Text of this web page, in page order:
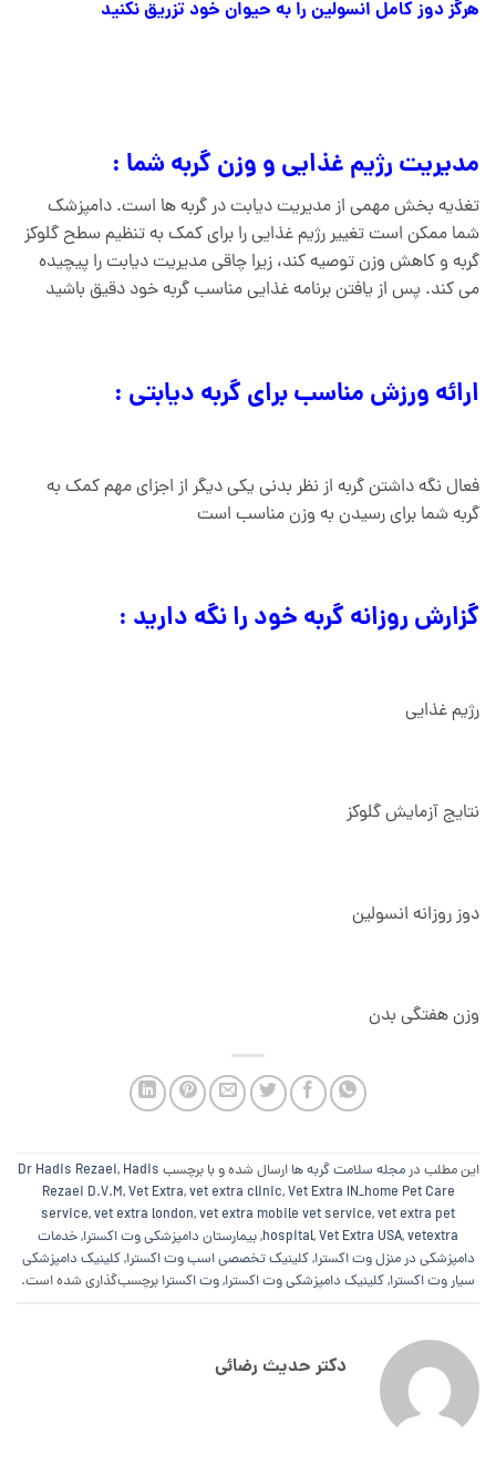
هرگز دوز کامل انسولین را به حیوان خود تزریق نکنید
مدیریت رژیم غذایی و وزن گربه شما :
تغذیه بخش مهمی از مدیریت دیابت در گربه ها است. دامپزشک
شما ممکن است تغییر رژیم غذایی را برای کمک به تنظیم سطح گلوکز
گربه و کاهش وزن توصیه کند، زیرا چاقی مدیریت دیابت را پیچیده
می کند. پس از یافتن برنامه غذایی مناسب گربه خود دقیق باشید
ارائه ورزش مناسب برای گربه دیابتی :
فعال نگه داشتن گربه از نظر بدنی یکی دیگر از اجزای مهم کمک به
گربه شما برای رسیدن به وزن مناسب است
گزارش روزانه گربه خود را نگه دارید :
رژیم غذایی
نتایج آزمایش گلوکز
دوز روزانه انسولین
وزن هفتگی بدن
این مطلب درمجله سلامت گربه ها ارسال شده و با برچسب Dr Hadis Rezaei, Hadis
Rezaei D.V.M,Vet Extra,vet extra clinic,Vet Extra IN_home Pet Care
service,vet extra london,vet extra mobile vet service,vet extra pet
hospital,Vet Extra USA,vetextra
,بیمارستان دامپزشکی وت اکسترا,خدمات
دامپزشکی در منزل وت اکسترا,کلینیک تخصصی اسب وت اکسترا,کلینیک دامپزشکی
سیار وت اکسترا,کلینیک دامپزشکی وت اکسترا,وت اکسترا برچسب‌گذاری شده است.
دکتر حدیث رضائی